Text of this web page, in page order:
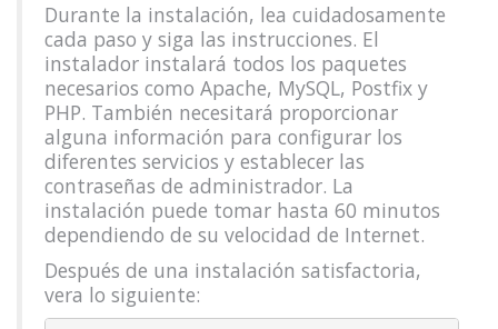
Durante la instalación, lea cuidadosamente
cada paso y siga las instrucciones. El
instalador instalará todos los paquetes
necesarios como Apache, MySQL, Postfix y
PHP. También necesitará proporcionar
alguna información para configurar los
diferentes servicios y establecer las
contraseñas de administrador. La
instalación puede tomar hasta 60 minutos
dependiendo de su velocidad de Internet.
Después de una instalación satisfactoria,
vera lo siguiente: